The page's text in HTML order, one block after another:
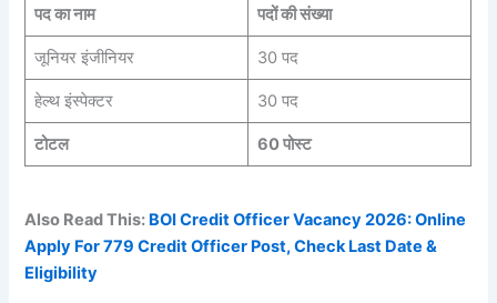
पद का नाम पदों की संख्या
जूनियर इंजीनियर 30 पद
हेल्थ इंस्पेक्टर 30 पद
टोटल 60 पोस्ट
Also Read This: BOI Credit Officer Vacancy 2026: Online
Apply For 779 Credit Officer Post, Check Last Date &
Eligibility